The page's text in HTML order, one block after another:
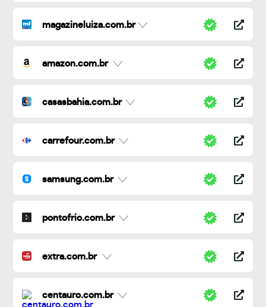
magazineluiza.com.br
amazon.com.br
casasbahia.com.br
carrefour.com.br
samsung.com.br
pontofrio.com.br
extra.com.br
centauro.com.br